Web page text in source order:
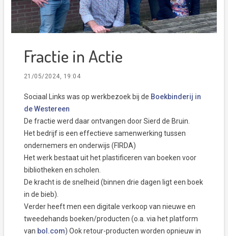
Fractie in Actie
21/05/2024, 19:04
Sociaal Links was op werkbezoek bij de Boekbinderij in
de Westereen
De fractie werd daar ontvangen door Sierd de Bruin.
Het bedrijf is een effectieve samenwerking tussen
ondernemers en onderwijs (FIRDA)
Het werk bestaat uit het plastificeren van boeken voor
bibliotheken en scholen.
De kracht is de snelheid (binnen drie dagen ligt een boek
in de bieb).
Verder heeft men een digitale verkoop van nieuwe en
tweedehands boeken/producten (o.a. via het platform
van bol.com) Ook retour-producten worden opnieuw in